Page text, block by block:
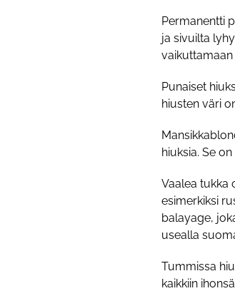
Permanentti
ja sivuilta
Punaiset
hiusten väri
hiuksia. Se
Vaalea tukka
esimerkiksi
balayage,
usealla
Tummissa
kaikkiin